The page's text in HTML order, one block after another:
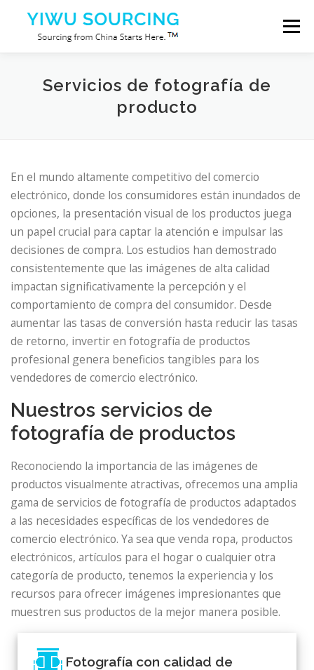
Saltar al contenido
Menú
Servicios Ciudad de Yiwu
Servicios de fotografía de
producto
En el mundo altamente competitivo del comercio
electrónico, donde los consumidores están inundados de
opciones, la presentación visual de los productos juega
un papel crucial para captar la atención e impulsar las
decisiones de compra. Los estudios han demostrado
consistentemente que las imágenes de alta calidad
impactan significativamente la percepción y el
comportamiento de compra del consumidor. Desde
aumentar las tasas de conversión hasta reducir las tasas
de retorno, invertir en fotografía de productos
profesional genera beneficios tangibles para los
vendedores de comercio electrónico.
Nuestros servicios de
fotografía de productos
Reconociendo la importancia de las imágenes de
productos visualmente atractivas, ofrecemos una amplia
gama de servicios de fotografía de productos adaptados
a las necesidades específicas de los vendedores de
comercio electrónico. Ya sea que venda ropa, productos
electrónicos, artículos para el hogar o cualquier otra
categoría de producto, tenemos la experiencia y los
recursos para ofrecer imágenes impresionantes que
muestren sus productos de la mejor manera posible.
Fotografía con calidad de